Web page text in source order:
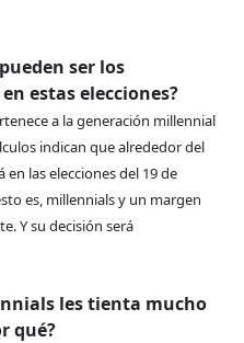
ser los
estas elecciones?
a la generación millennial
indican que alrededor del
las elecciones del 19 de
es, millennials y un margen
Y su decisión será
les tienta mucho
qué?